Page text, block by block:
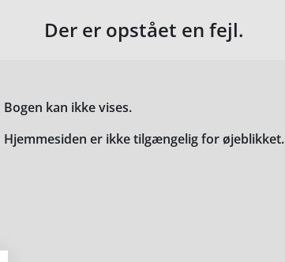
Der er opstået en fejl.
Bogen kan ikke vises.
Hjemmesiden er ikke tilgængelig for øjeblikket.